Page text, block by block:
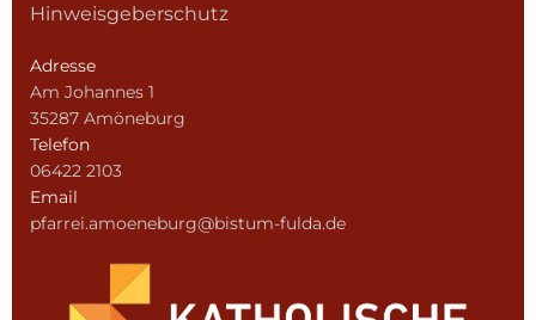
Hinweisgeberschutz
Adresse
Am Johannes 1
35287 Amöneburg
Telefon
06422 2103
Email
pfarrei.amoeneburg@bistum-fulda.de